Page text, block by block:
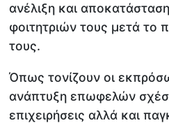
ανέλιξη και
φοιτητριών τους μετά
τους.
Όπως τονίζουν οι
ανάπτυξη επωφελών
επιχειρήσεις αλλά και